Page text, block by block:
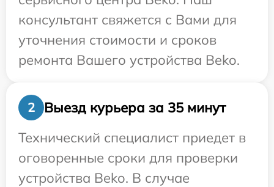
консультант свяжется с Вами для
уточнения стоимости и сроков
ремонта Вашего устройства Beko.
2
Выезд курьера за 35 минут
Технический специалист приедет в
оговоренные сроки для проверки
устройства Beko. В случае